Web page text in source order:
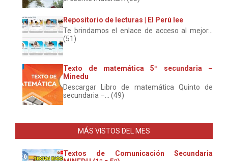
Repositorio de lecturas | El Perú lee
Te brindamos el enlace de acceso al mejor...
(51)
Texto de matemática 5º secundaria –
Minedu
Descargar Libro de matemática Quinto de
secundaria –... (49)
MÁS VISTOS DEL MES
Textos de Comunicación Secundaria